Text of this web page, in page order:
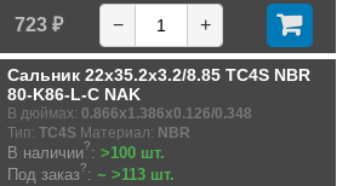
723 ₽ − +
Сальник 22x35.2x3.2/8.85 TC4S NBR
80-K86-L-C NAK
В дюймах: 0.866x1.386x0.126/0.348
Тип: TC4S Материал: NBR
В наличии?: >100 шт.
Под заказ?: ~ >113 шт.